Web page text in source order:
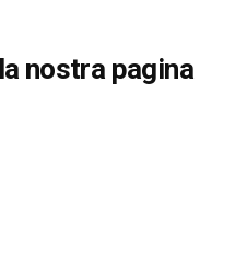
nostra pagina